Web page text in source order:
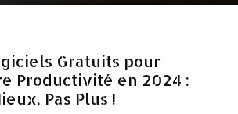
Gratuits pour
Productivité en 2024 :
Pas Plus !